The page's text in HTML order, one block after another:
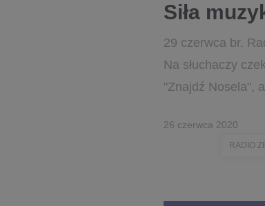
Siła
29 czerwca br.
Na słuchaczy
"Znajdź Nosela",
26 czerwca 2020
RADIO